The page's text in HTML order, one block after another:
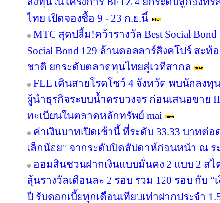
ไทย เปิดจองซื้อ 9 - 23 ก.ย.นี้
MTC สุดปลื้ม!คว้ารางวัล Best Social
Social Bond 129 ล้านดอลลาร์สิงคโปร์ สะ
ชาติ ยกระดับตลาดทุนไทยสู่เวทีสากล
FLE เดินสายโรดโชว์ 4 จังหวัด พบนักลง
ผู้นำธุรกิจระบบน้ำครบวงจร ก่อนเสนอขาย
ทะเบียนในตลาดหลักทรัพย์ mai
ค่าเงินบาทเปิดเช้านี้ ที่ระดับ 33.33 บาทต่
เล็กน้อย” จากระดับปิดสัปดาห์ก่อนหน้า ณ ร
ออมสินชวนฝากเงินแบบมั่นคง 2 แบบ 2 สไ
ลุ้นรางวัลเดือนละ 2 รอบ รวม 120 รอบ กับ
ปี รับดอกเบี้ยทุกเดือนเทียบเท่าฝากประจำ